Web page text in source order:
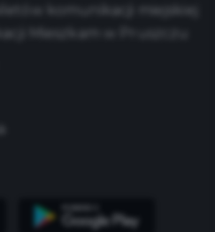
komunikacji miejskiej
Mieszkam w Pruszczu